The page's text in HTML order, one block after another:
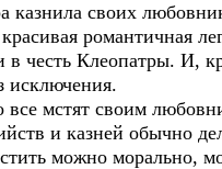
своих
романтичная
честь Клеопатры. И,
исключения.
мстят своим
и казней обычно
можно морально,